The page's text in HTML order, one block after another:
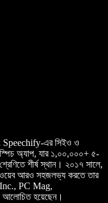
Speechify-এর সিইও ও
স্পিচ অ্যাপ, যার ১,০০,০০০+ ৫-
শীর্ষ স্থান। ২০১৭ সালে,
আরও সহজলভ্য করতে তার
Inc., PC Mag,
আলোচিত হয়েছেন।